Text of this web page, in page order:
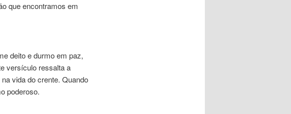
que encontramos em
deito e durmo em paz,
versículo ressalta a
vida do crente. Quando
poderoso.